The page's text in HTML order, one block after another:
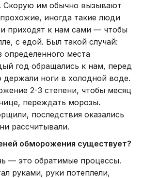
Скорую им обычно вызывают
иногда такие люди
приходят к нам сами — чтобы
с едой. Был такой случай:
определенного места
год обращались к нам, перед
держали ноги в холодной воде.
2-3 степени, чтобы месяц
переждать морозы.
последствия оказались
рассчитывали.
обморожения существует?
— это обратимые процессы.
руками, руки потеплели,